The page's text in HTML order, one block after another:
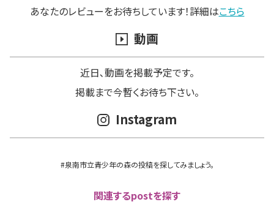
あなたのレビューをお待ちしています！詳細はこちら
動画
近日､動画を掲載予定です。
掲載まで今暫くお待ち下さい。
Instagram
#泉南市立青少年の森の投稿を探してみましょう。
関連するpostを探す